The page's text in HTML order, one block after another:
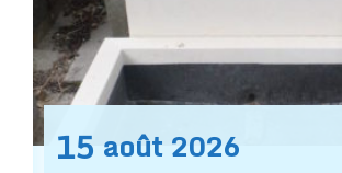
15 août 2026